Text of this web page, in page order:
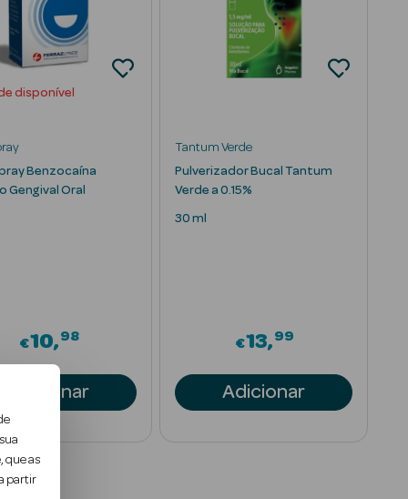
que as
partir
disponível
Benzocaína
Gengival Oral
€10 98
Adicionar
Tantum Verde
Pulverizador Bucal Tantum
Verde a 0.15%
30 ml
€13 99
Adicionar